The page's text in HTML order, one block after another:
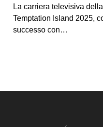
La carriera televisiva
Temptation Island 2025,
successo con…